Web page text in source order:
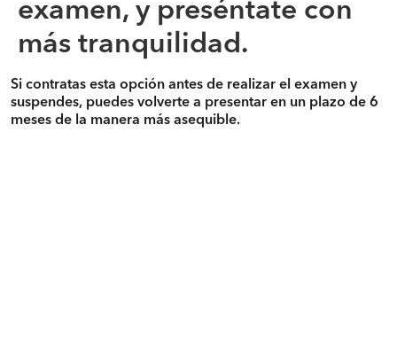
examen, y preséntate con
más tranquilidad.
Si contratas esta opción antes de realizar el examen y
suspendes, puedes volverte a presentar en un plazo de 6
meses de la manera más asequible.